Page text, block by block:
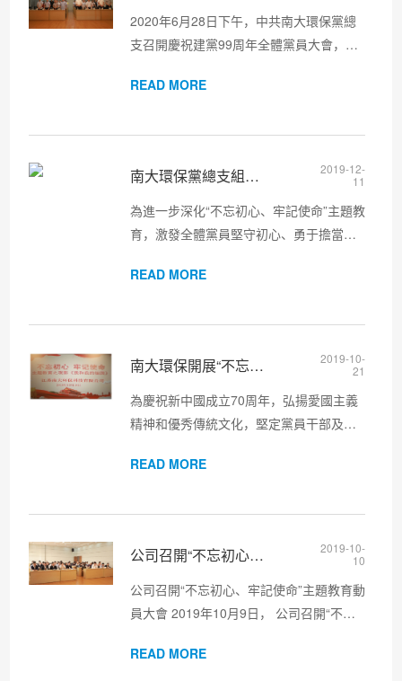
2020年6月28日下午，中共南大環保黨總
支召開慶祝建黨99周年全體黨員大會，回
司全體黨員、入黨積極分子、中高層干部
幕。陳標書記作《不忘初心，牢記使...
READ MORE
南大環保黨總支組織召開“不忘初心、牢記使命” 專題黨課及學
2019-12-
11
為進一步深化“不忘初心、牢記使命”主題教
育，激發全體黨員堅守初心、勇于擔當的
強國”學習平臺，增強黨總支的凝聚力和組
開“不忘初心、牢記使命”專...
READ MORE
南大環保開展“不忘初心、牢記使命” 主題教育系列活動——觀看
2019-10-
21
為慶祝新中國成立70周年，弘揚愛國主義
精神和優秀傳統文化，堅定黨員干部及群
使命”的主題教育工作，結合南京經濟開發
育的系列指示，南大環保于1...
READ MORE
公司召開“不忘初心、牢記使命”主題教育動員大會
2019-10-
10
公司召開“不忘初心、牢記使命”主題教育動
員大會 2019年10月9日， 公司召開“不忘
步激發全體黨員干部的工作熱情和奮斗精
READ MORE